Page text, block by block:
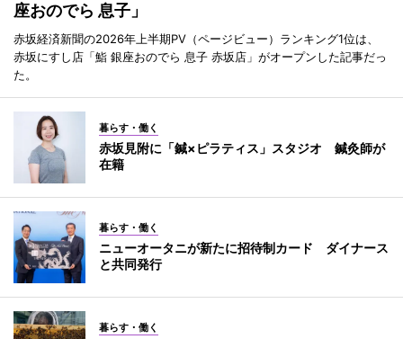
座おのでら 息子」
赤坂経済新聞の2026年上半期PV（ページビュー）ランキング1位は、
赤坂にすし店「鮨 銀座おのでら 息子 赤坂店」がオープンした記事だっ
た。
暮らす・働く
赤坂見附に「鍼×ピラティス」スタジオ 鍼灸師が
在籍
暮らす・働く
ニューオータニが新たに招待制カード ダイナース
と共同発行
暮らす・働く